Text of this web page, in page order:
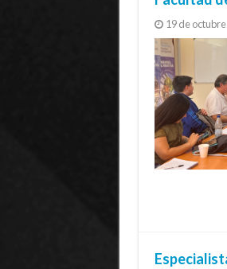
19 de